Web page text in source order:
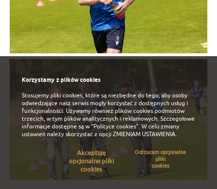
Korzystamy z plików cookies
Stosujemy pliki cookies, które są niezbędne do tego, aby osoby
odwiedzające nasz serwis mogły korzystać z dostępnych usług i
funkcjonalności. Używamy również plików cookies podmiotów
trzecich, w tym plików analitycznych i reklamowych. Szczegołowe
informacje dostępne są w"Polityce cookies". W celu zmiany
ustawień należy skorzystać z opcji ZMIENIAM USTAWIENIA.
Akceptuję
opcjonalne pliki
cookies
Odrzucam opcjonalne
pliki
cookies